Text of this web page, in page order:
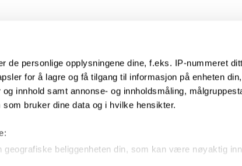
de personlige opplysningene dine, f.eks. IP-nummeret
for å lagre og få tilgang til informasjon på enheten
innhold samt annonse- og innholdsmåling,
bruker dine data og i hvilke hensikter.
geografiske beliggenheten din, som kan være nøyaktig
Evenstadmusikk.no
Industriveien 4
4879 Grimstad